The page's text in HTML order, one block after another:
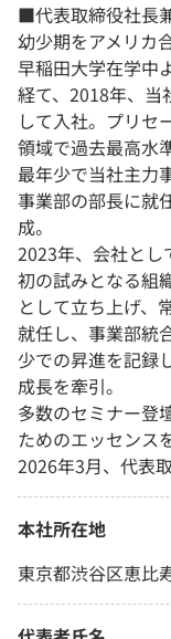
■代表取締役社長
幼少期をアメリカ
早稲田大学在学中
経て、2018年、当
して入社。プリセ
領域で過去最高水
最年少で当社主力
事業部の部長に就
成。
2023年、会社とし
初の試みとなる組
として立ち上げ、
就任し、事業部統
少での昇進を記録
成長を牽引。
多数のセミナー登
ためのエッセンス
2026年3月、代表
本社所在地
東京都渋谷区恵比